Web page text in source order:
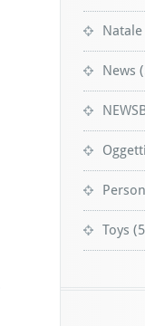
Natale
News
Oggetti
Toys